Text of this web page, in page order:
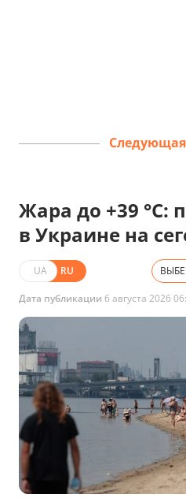
Жара до +39 °С:
в Украине на
UA RU
Дата публикации 6 августа 2026